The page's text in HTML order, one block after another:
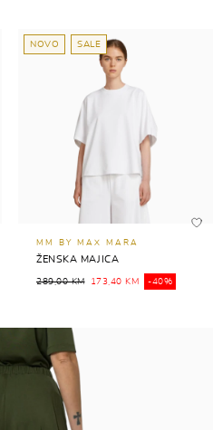
NOVO SALE
MM BY MAX MARA
ŽENSKA MAJICA
289,00 KM 173,40 KM -40%